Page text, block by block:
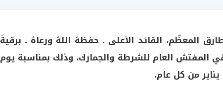
المعظّم، القائد الأعلى ـ حفظهُ اللهُ ورعاهُ ـ برقيةَ
العام للشرطة والجمارك، وذلك بمناسبة يوم
من كل عام.